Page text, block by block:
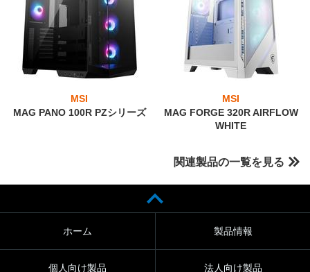
MSI
MAG PANO 100R PZシリーズ
MSI
MAG FORGE 320R AIRFLOW
WHITE
関連製品の一覧を見る
ホーム 製品情報
個人向け製品 法人向け製品